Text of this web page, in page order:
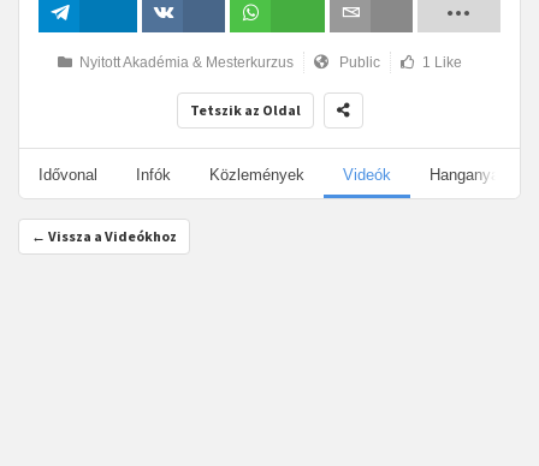
Nyitott Akadémia & Mesterkurzus Public 1 Like
Tetszik az Oldal
Idővonal Infók Közlemények Videók Hanganyagok
← Vissza a Videókhoz